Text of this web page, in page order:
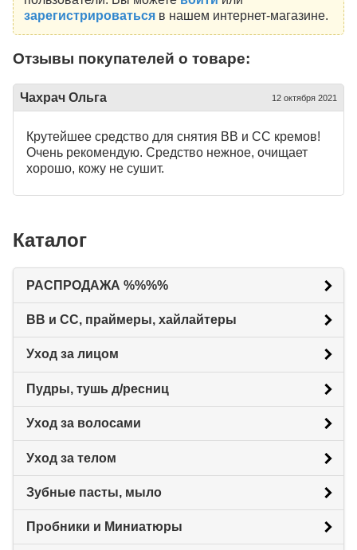
зарегистрироватьсяв нашем интернет-магазине.
Отзывы покупателей о товаре:
Чахрач Ольга 12 октября 2021
Крутейшее средство для снятия ВВ и СС кремов!
Очень рекомендую. Средство нежное, очищает
хорошо, кожу не сушит.
Каталог
РАСПРОДАЖА %%%%
BB и CC, праймеры, хайлайтеры
Уход за лицом
Пудры, тушь д/ресниц
Уход за волосами
Уход за телом
Зубные пасты, мыло
Пробники и Миниатюры